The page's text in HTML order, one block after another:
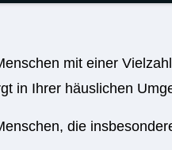
mit einer
in Ihrer häuslichen
die